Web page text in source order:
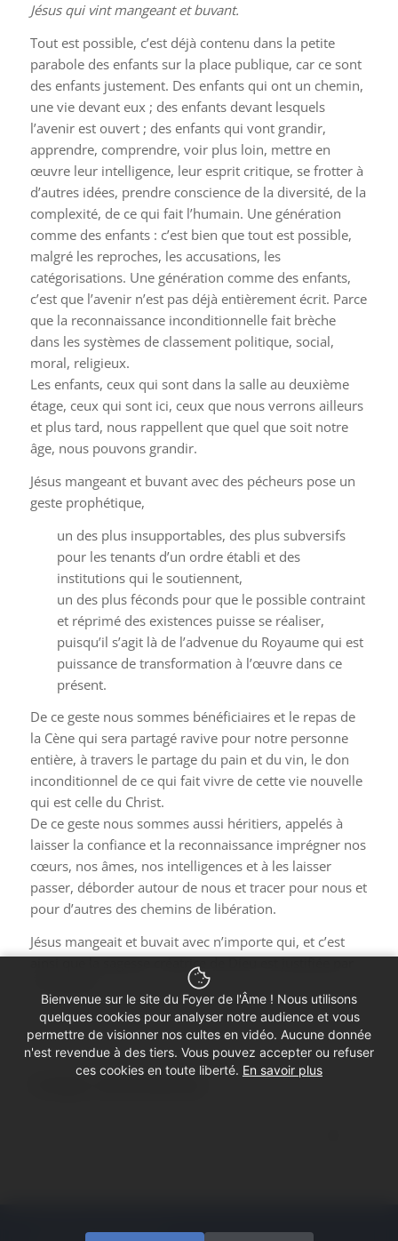
Jésus qui vint mangeant et buvant.
Tout est possible, c’est déjà contenu dans la petite
parabole des enfants sur la place publique, car ce sont
des enfants justement. Des enfants qui ont un chemin,
une vie devant eux ; des enfants devant lesquels
l’avenir est ouvert ; des enfants qui vont grandir,
apprendre, comprendre, voir plus loin, mettre en
œuvre leur intelligence, leur esprit critique, se frotter à
d’autres idées, prendre conscience de la diversité, de la
complexité, de ce qui fait l’humain. Une génération
comme des enfants : c’est bien que tout est possible,
malgré les reproches, les accusations, les
catégorisations. Une génération comme des enfants,
c’est que l’avenir n’est pas déjà entièrement écrit. Parce
que la reconnaissance inconditionnelle fait brèche
dans les systèmes de classement politique, social,
moral, religieux.
Les enfants, ceux qui sont dans la salle au deuxième
étage, ceux qui sont ici, ceux que nous verrons ailleurs
et plus tard, nous rappellent que quel que soit notre
âge, nous pouvons grandir.
Jésus mangeant et buvant avec des pécheurs pose un
geste prophétique,
un des plus insupportables, des plus subversifs
pour les tenants d’un ordre établi et des
institutions qui le soutiennent,
un des plus féconds pour que le possible contraint
et réprimé des existences puisse se réaliser,
puisqu’il s’agit là de l’advenue du Royaume qui est
puissance de transformation à l’œuvre dans ce
présent.
De ce geste nous sommes bénéficiaires et le repas de
la Cène qui sera partagé ravive pour notre personne
entière, à travers le partage du pain et du vin, le don
inconditionnel de ce qui fait vivre de cette vie nouvelle
qui est celle du Christ.
De ce geste nous sommes aussi héritiers, appelés à
laisser la confiance et la reconnaissance imprégner nos
cœurs, nos âmes, nos intelligences et à les laisser
passer, déborder autour de nous et tracer pour nous et
pour d’autres des chemins de libération.
Jésus mangeait et buvait avec n’importe qui, et c’est
ainsi que la sagesse créatrice de Dieu est justifiée par
Bienvenue sur le site du Foyer de l'Âme ! Nous utilisons
quelques cookies pour analyser notre audience et vous
permettre de visionner nos cultes en vidéo. Aucune donnée
n'est revendue à des tiers. Vous pouvez accepter ou refuser
ces cookies en toute liberté. En savoir plus